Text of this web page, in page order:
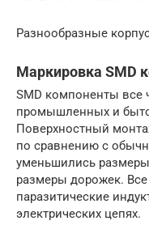
Разнообразные
Маркировка SMD
SMD компоненты все
промышленных и
Поверхностный
по сравнению с
уменьшились
размеры дорожек.
паразитические
электрических цепях.